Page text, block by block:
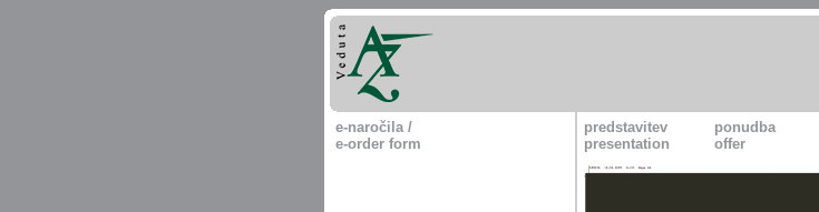
e-naročila /
e-order form
predstavitev
presentation
ponudba
offer